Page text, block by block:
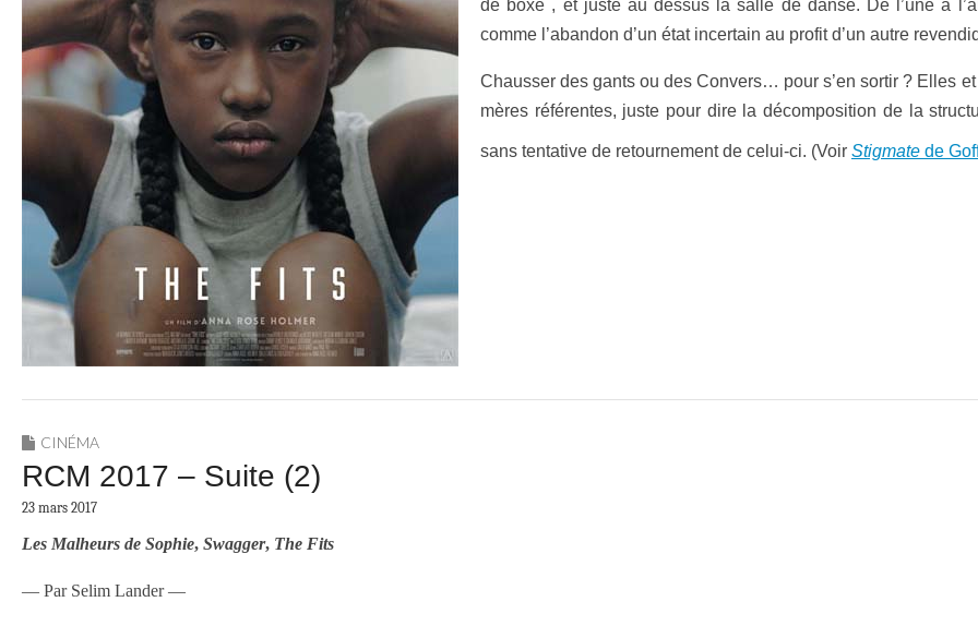
de boxe , et juste au dessus la salle de danse. De l’une à
comme l’abandon d’un état incertain au profit d’un autre
Chausser des gants ou des Convers… pour s’en sortir ? Elles
mères référentes, juste pour dire la décomposition de la
sans tentative de retournement de celui-ci. (Voir Stigmate de
CINÉMA
RCM 2017 – Suite (2)
23 mars 2017
Les Malheurs de Sophie, Swagger, The Fits
— Par Selim Lander —